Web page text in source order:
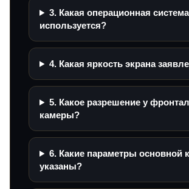
3. Какая операционная система
используется?
4. Какая яркость экрана
5. Какое разрешение у
камеры?
6. Какие параметры основной
указаны?